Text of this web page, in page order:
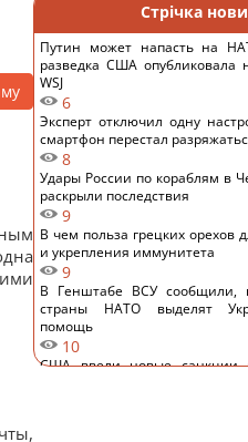
Стрічка
Путин может напасть на
разведка США опубликовала
WSJ
6
Эксперт отключил одну
смартфон перестал
8
Удары России по кораблям в
раскрыли последствия
9
В чем польза грецких орехов
и укрепления иммунитета
9
В Генштабе ВСУ сообщили,
страны НАТО выделят
помощь
10
США ввели новые санкции